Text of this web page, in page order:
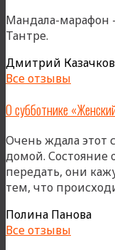
Мандала-марафон
Тантре.
Дмитрий Казачков
Все отзывы
О субботнике
Очень ждала этот
домой. Состояние
передать, они
тем, что
Полина Панова
Все отзывы